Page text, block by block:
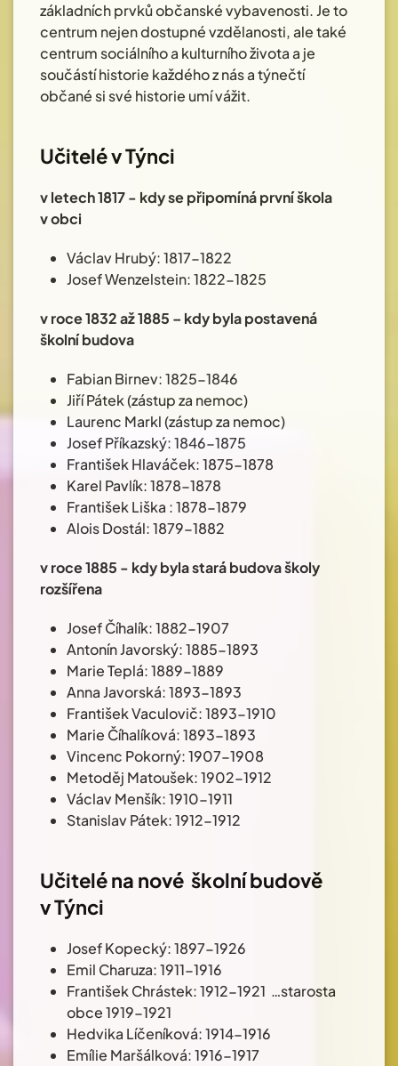
základních prvků občanské vybavenosti. Je to
centrum nejen dostupné vzdělanosti, ale také
centrum sociálního a kulturního života a je
součástí historie každého z nás a týnečtí
občané si své historie umí vážit.
Učitelé v Týnci
v letech 1817 - kdy se připomíná první škola
v obci
Václav Hrubý: 1817-1822
Josef Wenzelstein: 1822-1825
v roce 1832 až 1885 – kdy byla postavená
školní budova
Fabian Birnev: 1825-1846
Jiří Pátek (zástup za nemoc)
Laurenc Markl (zástup za nemoc)
Josef Příkazský: 1846-1875
František Hlaváček: 1875-1878
Karel Pavlík: 1878-1878
František Liška : 1878-1879
Alois Dostál: 1879-1882
v roce 1885 - kdy byla stará budova školy
rozšířena
Josef Číhalík: 1882-1907
Antonín Javorský: 1885-1893
Marie Teplá: 1889-1889
Anna Javorská: 1893-1893
František Vaculovič: 1893-1910
Marie Číhalíková: 1893-1893
Vincenc Pokorný: 1907-1908
Metoděj Matoušek: 1902-1912
Václav Menšík: 1910-1911
Stanislav Pátek: 1912-1912
Učitelé na nové školní budově
v Týnci
Josef Kopecký: 1897-1926
Emil Charuza: 1911-1916
František Chrástek: 1912-1921 …starosta
obce 1919-1921
Hedvika Líčeníková: 1914-1916
Emílie Maršálková: 1916-1917